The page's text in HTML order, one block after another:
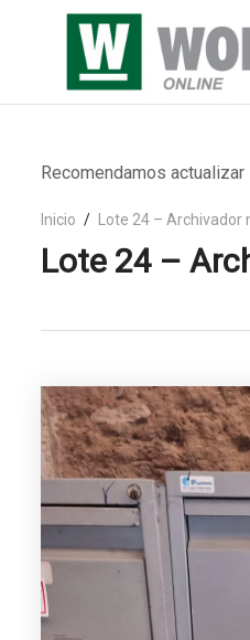
Recomendamos
Inicio Lote 24 –
Lote 24 –